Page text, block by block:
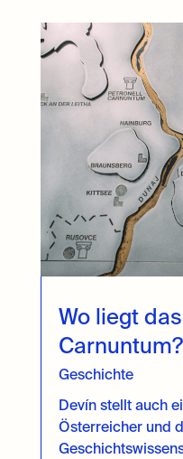
Wo liegt
Carnuntum?
Geschichte
Devín stellt auch
Österreicher und